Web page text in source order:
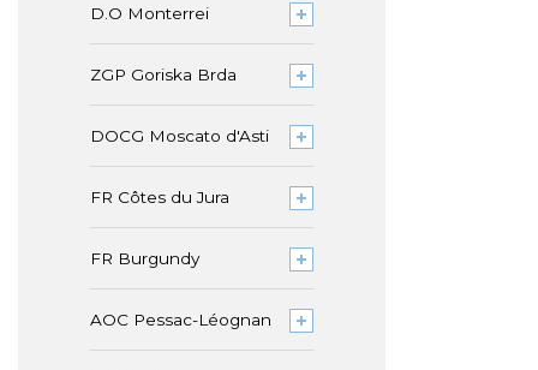
D.O Monterrei
ZGP Goriska Brda
DOCG Moscato d'Asti
FR Côtes du Jura
FR Burgundy
AOC Pessac-Léognan